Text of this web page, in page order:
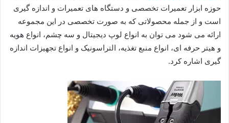
حوزه ابزار تعمیرات تخصصی و دستگاه های تعمیرات و اندازه گیری
است و از جمله محصولاتی که به صورت تخصصی در این مجموعه
ارائه می شود می توان به انواع لوپ دیجیتال و سه چشم، انواع هویه
و هیتر حرفه ای، انواع منبع تغذیه، التراسونیک و انواع تجهیزات اندازه
گیری اشاره کرد.